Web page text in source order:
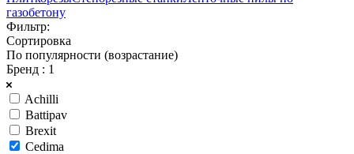
газобетону
Фильтр:
Сортировка
По популярности (возрастание)
Бренд : 1
Achilli
Battipav
Brexit
Cedima